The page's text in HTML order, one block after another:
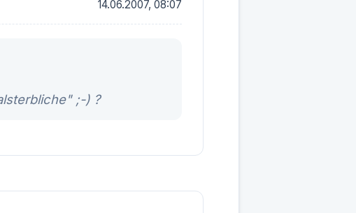
14.06.2007, 08:07
;-) ?